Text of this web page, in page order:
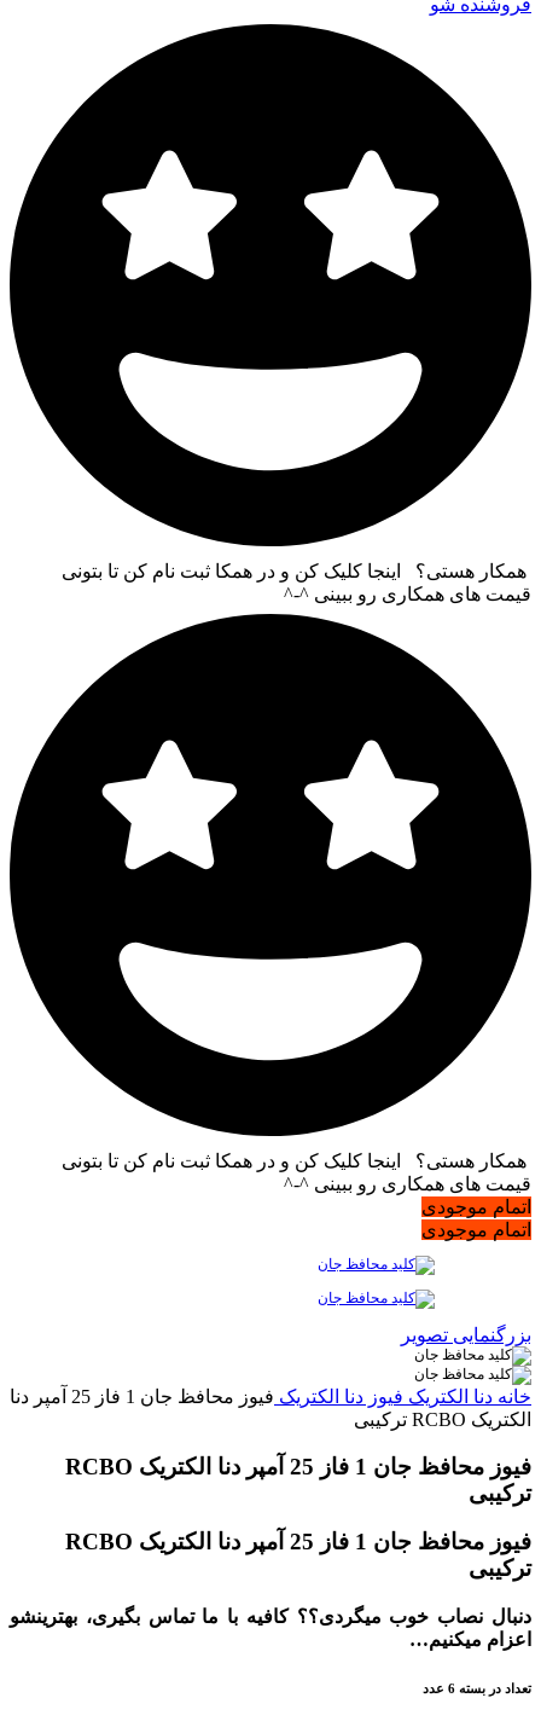
فروشنده شو
همکار هستی؟ اینجا کلیک کن و در همکا ثبت نام کن تا بتونی
قیمت های همکاری رو ببینی ^-^
همکار هستی؟ اینجا کلیک کن و در همکا ثبت نام کن تا بتونی
قیمت های همکاری رو ببینی ^-^
اتمام موجودی
اتمام موجودی
بزرگنمایی تصویر
خانه دنا الکتریک فیوز دنا الکتریک
فیوز محافظ جان 1 فاز 25 آمپر دنا
الکتریک RCBO ترکیبی
فیوز محافظ جان 1 فاز 25 آمپر دنا الکتریک RCBO
ترکیبی
فیوز محافظ جان 1 فاز 25 آمپر دنا الکتریک RCBO
ترکیبی
دنبال نصاب خوب میگردی؟؟ کافیه با ما تماس بگیری، بهترینشو
اعزام میکنیم…
تعداد در بسته 6 عدد